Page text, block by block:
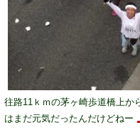
往路11ｋｍの茅ヶ崎歩道橋上か
はまだ元気だったんだけどねー